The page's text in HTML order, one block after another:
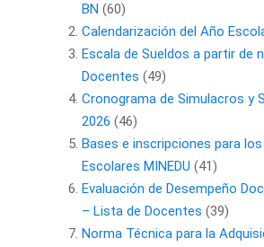
BN (60)
Calendarización del Año
Escala de Sueldos a partir de
Docentes (49)
Cronograma de Simulacros y
2026 (46)
Bases e inscripciones para
Escolares MINEDU (41)
Evaluación de Desempeño
– Lista de Docentes (39)
Norma Técnica para la